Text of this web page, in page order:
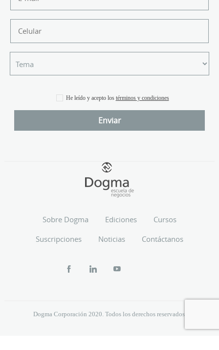
He leído y acepto los términos y condiciones
Sobre Dogma Ediciones
Cursos
Suscripciones
Noticias Contáctanos
Dogma Corporación 2020. Todos los derechos reservados.